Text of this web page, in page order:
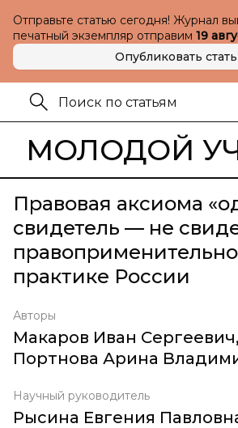
Отправьте статью сегодня! Журнал
печатный экземпляр отправим 19
Опубликовать
МОЛОДОЙ
Правовая аксиома
свидетель — не
практике России
Авторы
Макаров Иван Сергеевич,
Портнова Арина
Научный руководитель
Рысина Евгения